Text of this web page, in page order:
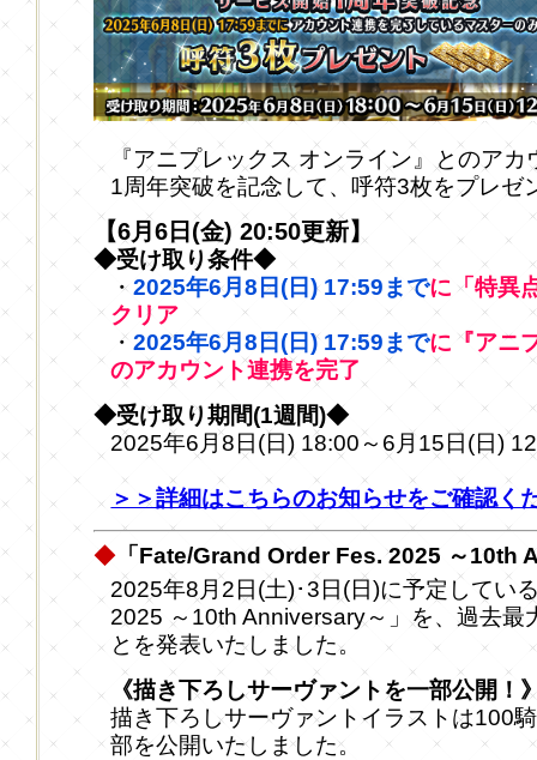
『アニプレックス オンライン』とのア
1周年突破を記念して、呼符3枚をプレゼ
【6月6日(金) 20:50更新】
◆受け取り条件◆
・2025年6月8日(日) 17:59までに「特異
クリア
・2025年6月8日(日) 17:59までに『アニ
のアカウント連携を完了
◆受け取り期間(1週間)◆
2025年6月8日(日) 18:00～6月15日(日)
＞＞詳細はこちらのお知らせをご確認く
◆ 「Fate/Grand Order Fes. 2025 ～10th
2025年8月2日(土)･3日(日)に予定してい
2025 ～10th Anniversary～」を、過去最
とを発表いたしました。
《描き下ろしサーヴァントを一部公開！
描き下ろしサーヴァントイラストは100
部を公開いたしました。